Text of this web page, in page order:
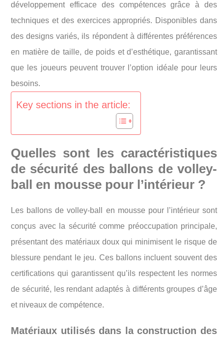
développement efficace des compétences grâce à des
techniques et des exercices appropriés. Disponibles dans
des designs variés, ils répondent à différentes préférences
en matière de taille, de poids et d’esthétique, garantissant
que les joueurs peuvent trouver l’option idéale pour leurs
besoins.
Key sections in the article:
Quelles sont les caractéristiques
de sécurité des ballons de volley-
ball en mousse pour l’intérieur ?
Les ballons de volley-ball en mousse pour l’intérieur sont
conçus avec la sécurité comme préoccupation principale,
présentant des matériaux doux qui minimisent le risque de
blessure pendant le jeu. Ces ballons incluent souvent des
certifications qui garantissent qu’ils respectent les normes
de sécurité, les rendant adaptés à différents groupes d’âge
et niveaux de compétence.
Matériaux utilisés dans la construction des